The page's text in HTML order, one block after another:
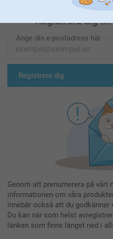
Ställ in strykjärnet på
ånga
Placera namnlappen med
Håll strykjärnet plant och
Låt namnlappen svalna
Vänta i 8 timmar innan du
Registrera dig
Ange din e-postadress här
Registrera dig
Genom att prenumerera på vårt
informationen om våra
innebär också att du godkänner
Du kan när som helst
länken som finns längst ned i